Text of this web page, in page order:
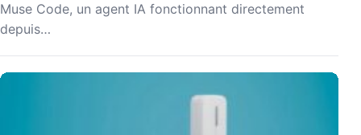
Muse Code, un agent IA fonctionnant directement
depuis…